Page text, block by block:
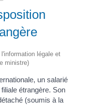
légale et
ministre)
un salarié
étrangère. Son
(soumis à la